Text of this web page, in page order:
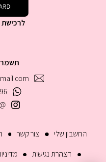
החשבון שלי צור קשר
הצהרת נגישות